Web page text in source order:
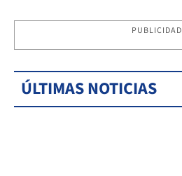
PUBLICIDAD
ÚLTIMAS NOTICIAS